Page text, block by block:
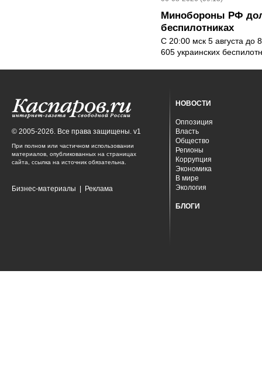
Минобороны РФ
беспилотниках
С 20:00 мск 5 августа до
605 украинских
© 2005-2026. Все права защищены. v1
При полном или частичном использовании
материалов, опубликованных на страницах
сайта, ссылка на источник обязательна.
Бизнес-материалы Реклама
НОВОСТИ
Оппозиция
Власть
Общество
Регионы
Коррупция
Экономика
В мире
Экология
БЛОГИ